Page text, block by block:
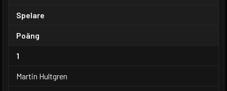
Spelare
Poäng
1
Martin Hultgren